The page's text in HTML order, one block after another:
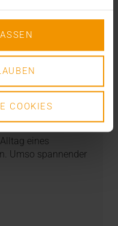
COOKIES
Klinikum
eines
Umso spannender